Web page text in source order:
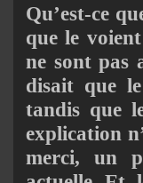
Qu’est-ce
que le
ne sont pas
disait que
tandis que
explication
merci, un